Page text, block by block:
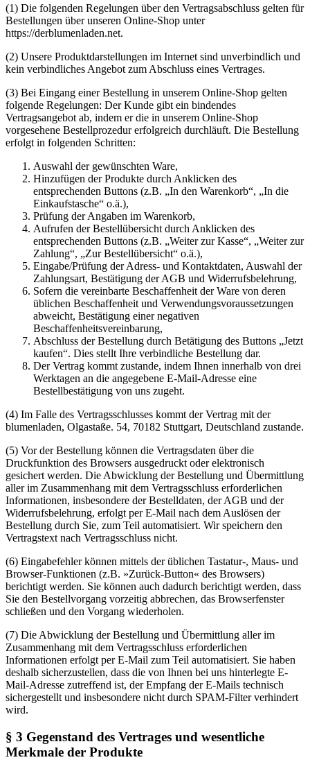
(1) Die folgenden Regelungen über den Vertragsabschluss gelten für
Bestellungen über unseren Online-Shop unter
https://derblumenladen.net.
(2) Unsere Produktdarstellungen im Internet sind unverbindlich und
kein verbindliches Angebot zum Abschluss eines Vertrages.
(3) Bei Eingang einer Bestellung in unserem Online-Shop gelten
folgende Regelungen: Der Kunde gibt ein bindendes
Vertragsangebot ab, indem er die in unserem Online-Shop
vorgesehene Bestellprozedur erfolgreich durchläuft. Die Bestellung
erfolgt in folgenden Schritten:
Auswahl der gewünschten Ware,
Hinzufügen der Produkte durch Anklicken des
entsprechenden Buttons (z.B. „In den Warenkorb“, „In die
Einkaufstasche“ o.ä.),
Prüfung der Angaben im Warenkorb,
Aufrufen der Bestellübersicht durch Anklicken des
entsprechenden Buttons (z.B. „Weiter zur Kasse“, „Weiter zur
Zahlung“, „Zur Bestellübersicht“ o.ä.),
Eingabe/Prüfung der Adress- und Kontaktdaten, Auswahl der
Zahlungsart, Bestätigung der AGB und Widerrufsbelehrung,
Sofern die vereinbarte Beschaffenheit der Ware von deren
üblichen Beschaffenheit und Verwendungsvoraussetzungen
abweicht, Bestätigung einer negativen
Beschaffenheitsvereinbarung,
Abschluss der Bestellung durch Betätigung des Buttons „Jetzt
kaufen“. Dies stellt Ihre verbindliche Bestellung dar.
Der Vertrag kommt zustande, indem Ihnen innerhalb von drei
Werktagen an die angegebene E-Mail-Adresse eine
Bestellbestätigung von uns zugeht.
(4) Im Falle des Vertragsschlusses kommt der Vertrag mit der
blumenladen, Olgastaße. 54, 70182 Stuttgart, Deutschland zustande.
(5) Vor der Bestellung können die Vertragsdaten über die
Druckfunktion des Browsers ausgedruckt oder elektronisch
gesichert werden. Die Abwicklung der Bestellung und Übermittlung
aller im Zusammenhang mit dem Vertragsschluss erforderlichen
Informationen, insbesondere der Bestelldaten, der AGB und der
Widerrufsbelehrung, erfolgt per E-Mail nach dem Auslösen der
Bestellung durch Sie, zum Teil automatisiert. Wir speichern den
Vertragstext nach Vertragsschluss nicht.
(6) Eingabefehler können mittels der üblichen Tastatur-, Maus- und
Browser-Funktionen (z.B. »Zurück-Button« des Browsers)
berichtigt werden. Sie können auch dadurch berichtigt werden, dass
Sie den Bestellvorgang vorzeitig abbrechen, das Browserfenster
schließen und den Vorgang wiederholen.
(7) Die Abwicklung der Bestellung und Übermittlung aller im
Zusammenhang mit dem Vertragsschluss erforderlichen
Informationen erfolgt per E-Mail zum Teil automatisiert. Sie haben
deshalb sicherzustellen, dass die von Ihnen bei uns hinterlegte E-
Mail-Adresse zutreffend ist, der Empfang der E-Mails technisch
sichergestellt und insbesondere nicht durch SPAM-Filter verhindert
wird.
§ 3 Gegenstand des Vertrages und wesentliche
Merkmale der Produkte